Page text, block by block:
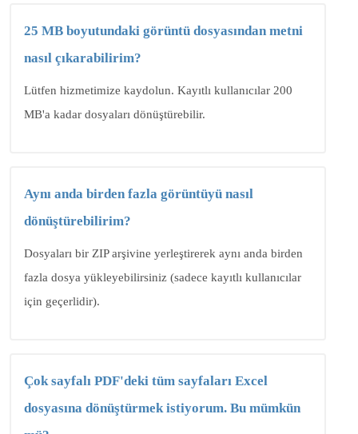
25 MB boyutundaki görüntü dosyasından metni
nasıl çıkarabilirim?
Lütfen hizmetimize kaydolun. Kayıtlı kullanıcılar 200
MB'a kadar dosyaları dönüştürebilir.
Aynı anda birden fazla görüntüyü nasıl
dönüştürebilirim?
Dosyaları bir ZIP arşivine yerleştirerek aynı anda birden
fazla dosya yükleyebilirsiniz (sadece kayıtlı kullanıcılar
için geçerlidir).
Çok sayfalı PDF'deki tüm sayfaları Excel
dosyasına dönüştürmek istiyorum. Bu mümkün